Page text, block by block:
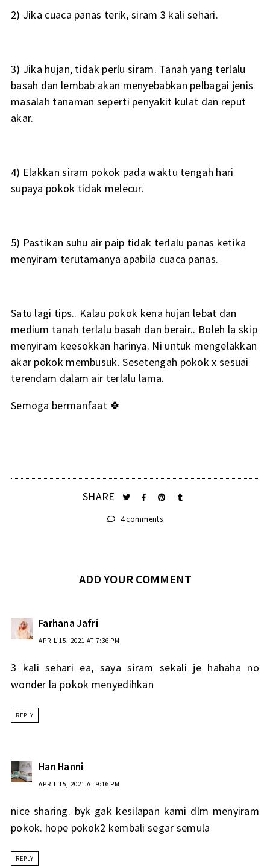
2) Jika cuaca panas terik, siram 3 kali sehari.
3) Jika hujan, tidak perlu siram. Tanah yang terlalu
basah dan lembab akan menyebabkan pelbagai jenis
masalah tanaman seperti penyakit kulat dan reput
akar.
4) Elakkan siram pokok pada waktu tengah hari
supaya pokok tidak melecur.
5) Pastikan suhu air paip tidak terlalu panas ketika
menyiram terutamanya apabila cuaca panas.
Satu lagi tips.. Kalau pokok kena hujan lebat dan
medium tanah terlalu basah dan berair.. Boleh la skip
menyiram keesokkan harinya. Ni untuk mengelakkan
akar pokok membusuk. Sesetengah pokok x sesuai
terendam dalam air terlalu lama.
Semoga bermanfaat 🍀
SHARE
4 comments
ADD YOUR COMMENT
Farhana Jafri
APRIL 15, 2021 AT 7:36 PM
3 kali sehari ea, saya siram sekali je hahaha no
wonder la pokok menyedihkan
REPLY
Han Hanni
APRIL 15, 2021 AT 9:16 PM
nice sharing. byk gak kesilapan kami dlm menyiram
pokok. hope pokok2 kembali segar semula
REPLY